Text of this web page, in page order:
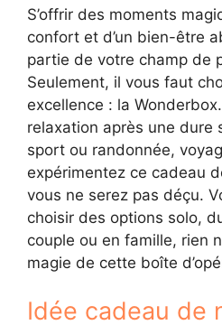
S’offrir des moments
confort et d’un bien-être
partie de votre champ de
Seulement, il vous faut
excellence : la
relaxation après une dure
sport ou randonnée,
expérimentez ce cadeau
vous ne serez pas déçu.
choisir des options solo,
couple ou en famille, rien
magie de cette boîte
Idée cadeau de